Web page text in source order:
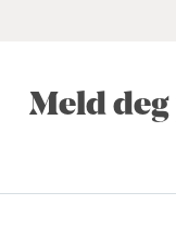
Meld